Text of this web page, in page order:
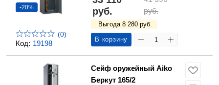
Код: 19198
-20%
(0)
руб.
руб.
Выгода 8 280 руб.
В корзину
Сейф оружейный Aiko
Беркут 165/2